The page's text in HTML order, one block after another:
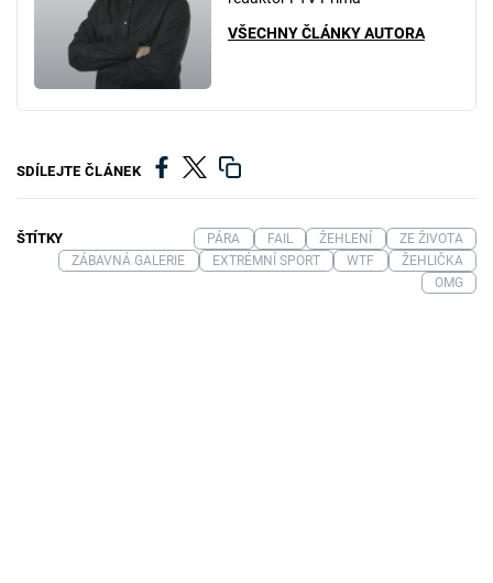
VŠECHNY ČLÁNKY AUTORA
SDÍLEJTE ČLÁNEK
ŠTÍTKY PÁRA FAIL ŽEHLENÍ
ZE ŽIVOTA
ZÁBAVNÁ GALERIE
EXTRÉMNÍ SPORT WTF
ŽEHLIČKA
OMG